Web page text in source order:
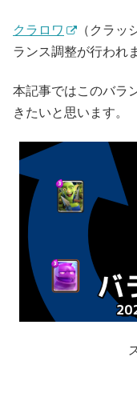
クラロワ
（クラッ
ランス調整が行われ
本記事ではこのバラ
きたいと思います。